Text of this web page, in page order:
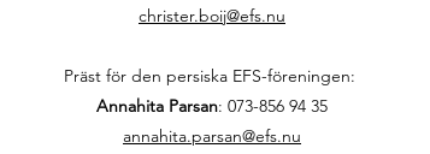
christer.boij@efs.nu
Präst för den persiska EFS-föreningen:
Annahita Parsan: 073-856 94 35
annahita.parsan@efs.nu